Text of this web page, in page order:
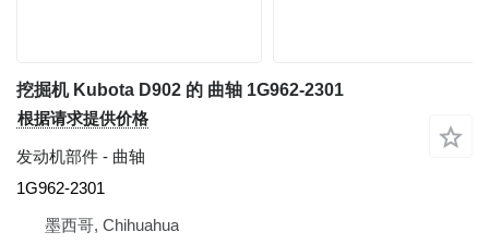
挖掘机 Kubota D902 的 曲轴 1G962-2301
根据请求提供价格
发动机部件 - 曲轴
1G962-2301
墨西哥, Chihuahua